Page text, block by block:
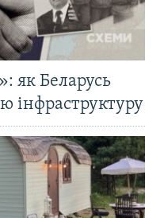
як Беларусь
інфраструктуру